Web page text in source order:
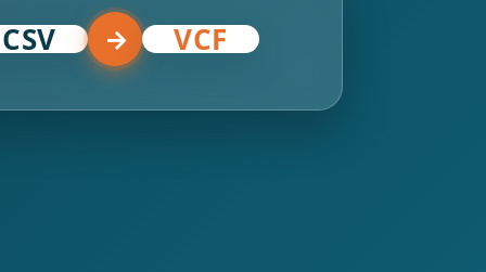
CSV → VCF